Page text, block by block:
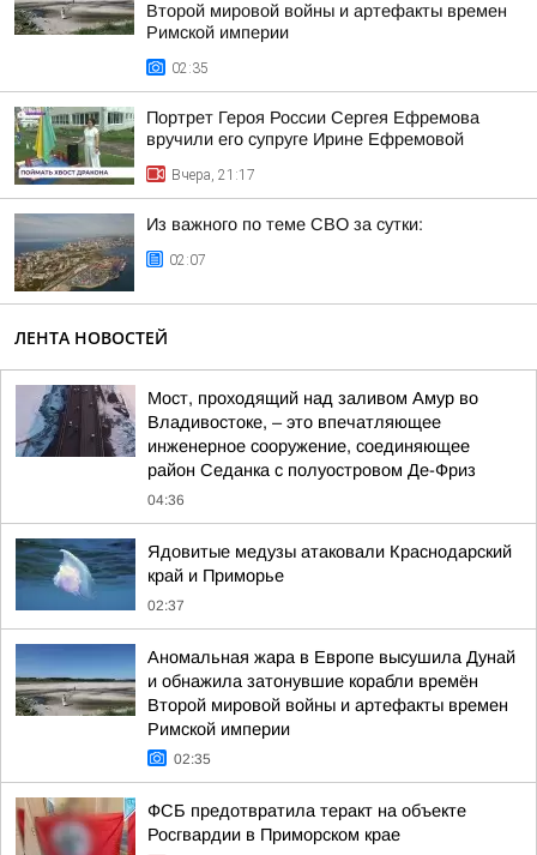
Второй мировой войны и артефакты времен
Римской империи
02:35
Портрет Героя России Сергея Ефремова
вручили его супруге Ирине Ефремовой
Вчера, 21:17
Из важного по теме СВО за сутки:
02:07
ЛЕНТА НОВОСТЕЙ
Мост, проходящий над заливом Амур во
Владивостоке, – это впечатляющее
инженерное сооружение, соединяющее
район Седанка с полуостровом Де-Фриз
04:36
Ядовитые медузы атаковали Краснодарский
край и Приморье
02:37
Аномальная жара в Европе высушила Дунай
и обнажила затонувшие корабли времён
Второй мировой войны и артефакты времен
Римской империи
02:35
ФСБ предотвратила теракт на объекте
Росгвардии в Приморском крае